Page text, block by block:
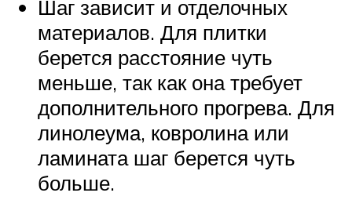
Шаг зависит и отделочных
материалов. Для плитки
берется расстояние чуть
меньше, так как она требует
дополнительного прогрева. Для
линолеума, ковролина или
ламината шаг берется чуть
больше.